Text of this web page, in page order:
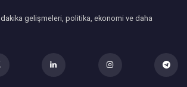
gelişmeleri, politika, ekonomi ve daha